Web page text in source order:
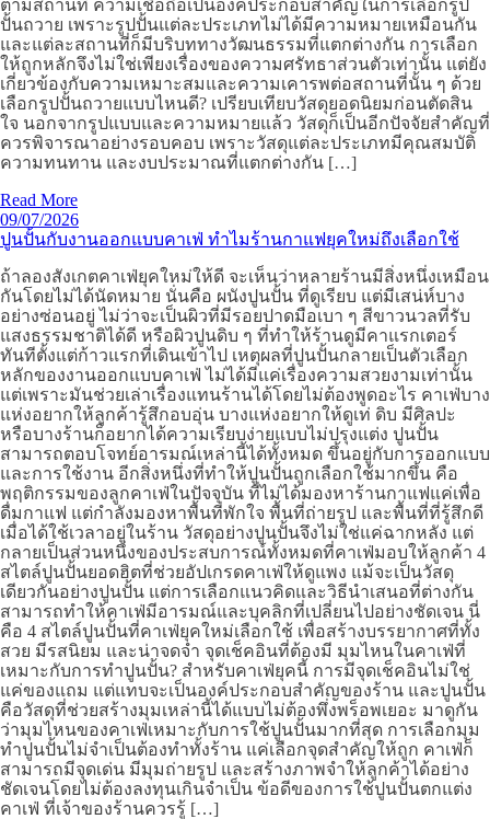
ตามสถานที่ ความเชื่อถือเป็นองค์ประกอบสำคัญในการเลือกรูป
ปั้นถวาย เพราะรูปปั้นแต่ละประเภทไม่ได้มีความหมายเหมือนกัน
และแต่ละสถานที่ก็มีบริบททางวัฒนธรรมที่แตกต่างกัน การเลือก
ให้ถูกหลักจึงไม่ใช่เพียงเรื่องของความศรัทธาส่วนตัวเท่านั้น แต่ยัง
เกี่ยวข้องกับความเหมาะสมและความเคารพต่อสถานที่นั้น ๆ ด้วย
เลือกรูปปั้นถวายแบบไหนดี? เปรียบเทียบวัสดุยอดนิยมก่อนตัดสิน
ใจ นอกจากรูปแบบและความหมายแล้ว วัสดุก็เป็นอีกปัจจัยสำคัญที่
ควรพิจารณาอย่างรอบคอบ เพราะวัสดุแต่ละประเภทมีคุณสมบัติ
ความทนทาน และงบประมาณที่แตกต่างกัน […]
Read More
09/07/2026
ปูนปั้นกับงานออกแบบคาเฟ่ ทำไมร้านกาแฟยุคใหม่ถึงเลือกใช้
ถ้าลองสังเกตคาเฟ่ยุคใหม่ให้ดี จะเห็นว่าหลายร้านมีสิ่งหนึ่งเหมือน
กันโดยไม่ได้นัดหมาย นั่นคือ ผนังปูนปั้น ที่ดูเรียบ แต่มีเสน่ห์บาง
อย่างซ่อนอยู่ ไม่ว่าจะเป็นผิวที่มีรอยปาดมือเบา ๆ สีขาวนวลที่รับ
แสงธรรมชาติได้ดี หรือผิวปูนดิบ ๆ ที่ทำให้ร้านดูมีคาแรกเตอร์
ทันทีตั้งแต่ก้าวแรกที่เดินเข้าไป เหตุผลที่ปูนปั้นกลายเป็นตัวเลือก
หลักของงานออกแบบคาเฟ่ ไม่ได้มีแค่เรื่องความสวยงามเท่านั้น
แต่เพราะมันช่วยเล่าเรื่องแทนร้านได้โดยไม่ต้องพูดอะไร คาเฟ่บาง
แห่งอยากให้ลูกค้ารู้สึกอบอุ่น บางแห่งอยากให้ดูเท่ ดิบ มีศิลปะ
หรือบางร้านก็อยากได้ความเรียบง่ายแบบไม่ปรุงแต่ง ปูนปั้น
สามารถตอบโจทย์อารมณ์เหล่านี้ได้ทั้งหมด ขึ้นอยู่กับการออกแบบ
และการใช้งาน อีกสิ่งหนึ่งที่ทำให้ปูนปั้นถูกเลือกใช้มากขึ้น คือ
พฤติกรรมของลูกคาเฟ่ในปัจจุบัน ที่ไม่ได้มองหาร้านกาแฟแค่เพื่อ
ดื่มกาแฟ แต่กำลังมองหาพื้นที่พักใจ พื้นที่ถ่ายรูป และพื้นที่ที่รู้สึกดี
เมื่อได้ใช้เวลาอยู่ในร้าน วัสดุอย่างปูนปั้นจึงไม่ใช่แค่ฉากหลัง แต่
กลายเป็นส่วนหนึ่งของประสบการณ์ทั้งหมดที่คาเฟ่มอบให้ลูกค้า 4
สไตล์ปูนปั้นยอดฮิตที่ช่วยอัปเกรดคาเฟ่ให้ดูแพง แม้จะเป็นวัสดุ
เดียวกันอย่างปูนปั้น แต่การเลือกแนวคิดและวิธีนำเสนอที่ต่างกัน
สามารถทำให้คาเฟ่มีอารมณ์และบุคลิกที่เปลี่ยนไปอย่างชัดเจน นี่
คือ 4 สไตล์ปูนปั้นที่คาเฟ่ยุคใหม่เลือกใช้ เพื่อสร้างบรรยากาศที่ทั้ง
สวย มีรสนิยม และน่าจดจำ จุดเช็คอินที่ต้องมี มุมไหนในคาเฟ่ที่
เหมาะกับการทำปูนปั้น? สำหรับคาเฟ่ยุคนี้ การมีจุดเช็คอินไม่ใช่
แค่ของแถม แต่แทบจะเป็นองค์ประกอบสำคัญของร้าน และปูนปั้น
คือวัสดุที่ช่วยสร้างมุมเหล่านี้ได้แบบไม่ต้องพึ่งพร็อพเยอะ มาดูกัน
ว่ามุมไหนของคาเฟ่เหมาะกับการใช้ปูนปั้นมากที่สุด การเลือกมุม
ทำปูนปั้นไม่จำเป็นต้องทำทั้งร้าน แค่เลือกจุดสำคัญให้ถูก คาเฟ่ก็
สามารถมีจุดเด่น มีมุมถ่ายรูป และสร้างภาพจำให้ลูกค้าได้อย่าง
ชัดเจนโดยไม่ต้องลงทุนเกินจำเป็น ข้อดีของการใช้ปูนปั้นตกแต่ง
คาเฟ่ ที่เจ้าของร้านควรรู้ […]